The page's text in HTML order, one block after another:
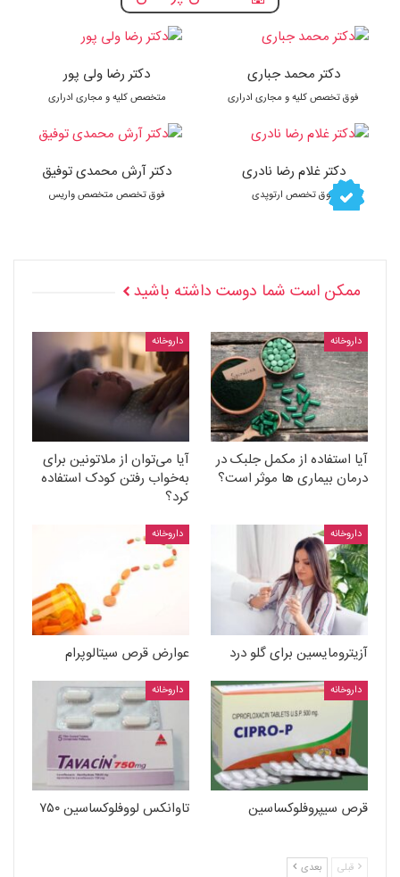
دکتر محمد جباری
فوق تخصص کلیه و مجاری ادراری
دکتر غلام رضا نادری
فوق تخصص ارتوپدی
دکتر رضا ولی پور
متخصص کلیه و مجاری ادراری
دکتر آرش محمدی توفیق
فوق تخصص متخصص واریس
ممکن است شما دوست داشته باشید
داروخانه
آیا استفاده از مکمل جلبک در
درمان بیماری ها موثر است؟
داروخانه
آیا می‌توان از ملاتونین برای
به‌خواب رفتن کودک استفاده
کرد؟
داروخانه
آزیترومایسین برای گلو درد
داروخانه
عوارض قرص سیتالوپرام
داروخانه
قرص سیپروفلوکساسین
داروخانه
تاوانکس لووفلوکساسین ۷۵۰
قبلی بعدی